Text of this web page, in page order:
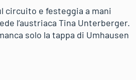
circuito e festeggia a mani
l’austriaca Tina Unterberger.
solo la tappa di Umhausen